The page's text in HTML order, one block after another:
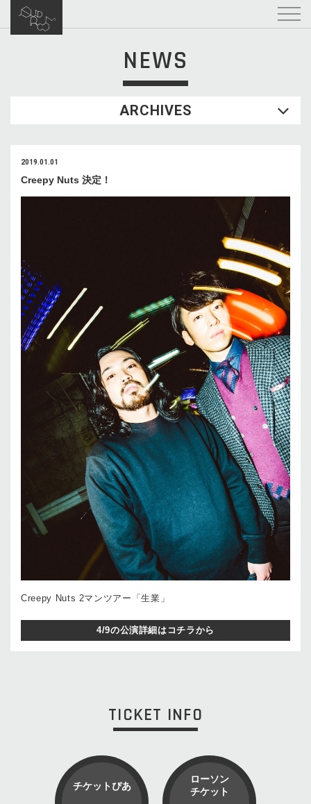
NEWS
ARCHIVES
2019.01.01
Creepy Nuts 決定！
Creepy Nuts 2マンツアー「生業」
4/9の公演詳細はコチラから
TICKET INFO
チケットぴあ
ローソン
チケット